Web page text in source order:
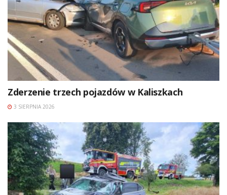
Zderzenie trzech pojazdów w Kaliszkach
3 SIERPNIA 2026